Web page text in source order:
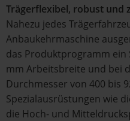
Trägerflexibel, robust und
Nahezu jedes
Anbaukehrmaschine
das Produktprogramm ein
mm Arbeitsbreite und bei
Durchmesser von 400 bis
Spezialausrüstungen wie
die Hoch- und